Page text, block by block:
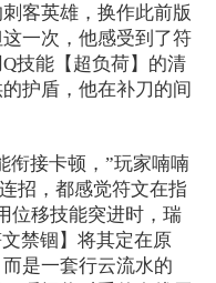
客英雄，换作此前版
一次，他感受到了符
技能【超负荷】的清
护盾，他在补刀的间
衔接卡顿，”玩家喃喃
招，都感觉符文在指
位移技能突进时，瑞
禁锢】将其定在原
是一套行云流水的